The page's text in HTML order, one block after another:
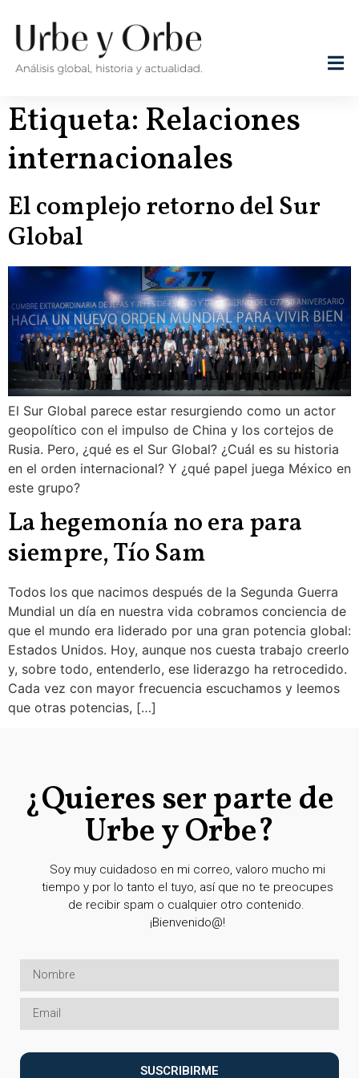
Etiqueta: Relaciones
internacionales
El complejo retorno del Sur
Global
El Sur Global parece estar resurgiendo como un actor
geopolítico con el impulso de China y los cortejos de
Rusia. Pero, ¿qué es el Sur Global? ¿Cuál es su historia
en el orden internacional? Y ¿qué papel juega México en
este grupo?
La hegemonía no era para
siempre, Tío Sam
Todos los que nacimos después de la Segunda Guerra
Mundial un día en nuestra vida cobramos conciencia de
que el mundo era liderado por una gran potencia global:
Estados Unidos. Hoy, aunque nos cuesta trabajo creerlo
y, sobre todo, entenderlo, ese liderazgo ha retrocedido.
Cada vez con mayor frecuencia escuchamos y leemos
que otras potencias, […]
¿Quieres ser parte de
Urbe y Orbe?
Soy muy cuidadoso en mi correo, valoro mucho mi
tiempo y por lo tanto el tuyo, así que no te preocupes
de recibir spam o cualquier otro contenido.
¡Bienvenido@!
SUSCRIBIRME